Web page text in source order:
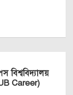
বিশ্ববিদ্যালয়
Career)